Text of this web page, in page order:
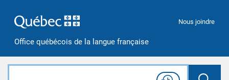
Office québécois de la langue française
Nous joindre
Rechercher dans tout le site
Lancer